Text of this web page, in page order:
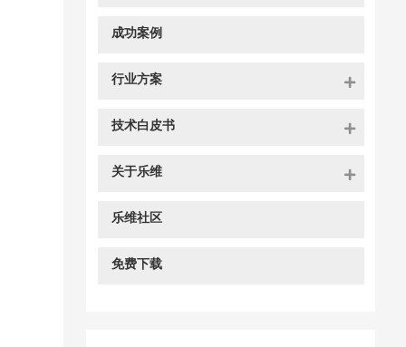
成功案例
行业方案
技术白皮书
关于乐维
乐维社区
免费下载